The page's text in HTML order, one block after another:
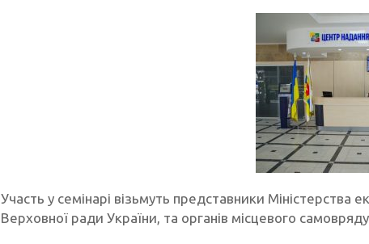
Участь у семінарі візьмуть представники Міністерства
Верховної ради України, та органів місцевого